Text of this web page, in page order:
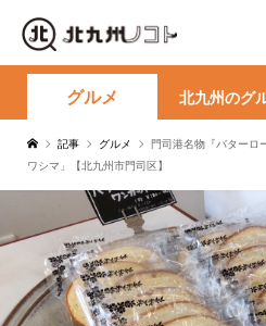
グルメ 北九州のグ
記事 グルメ
門司港名物『バターロ
ワシマ」【北九州市門司区】